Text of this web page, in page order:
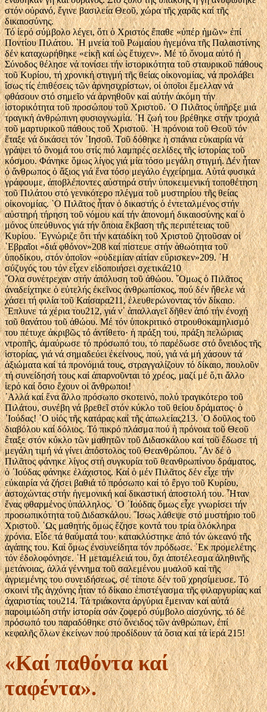
στόν οὐρανό, ἔγινε βασιλεία Θεοῦ, χώρα τῆς χαρᾶς καί τῆς
δικαιοσύνης.
Τό ἱερό σύμβολο λέγει, ὅτι ὁ Χριστός ἔπαθε «ὑπέρ ἡμῶν» ἐπί
Ποντίου Πιλάτου. ῾Η μνεία τοῦ Ρωμαίου ἡγεμόνα τῆς Παλαιστίνης
δέν καταχωρήθηκε «εἰκῇ καί ὡς ἔτυχεν». Μέ τό ὄνομα αὐτό ἡ
Σύνοδος θέλησε νά τονίσει τήν ἱστορικότητα τοῦ σταυρικοῦ πάθους
τοῦ Κυρίου, τή χρονική στιγμή τῆς θείας οἰκονομίας, νά προλάβει
ἴσως τίς ἐπιθέσεις τῶν ἀρνησιχρίστων, οἱ ὁποῖοι ἔμελλαν νά
φθάσουν στό σημεῖο νά ἀρνηθοῦν καί αὐτήν ἀκόμη τήν
ἱστορικότητα τοῦ προσώπου τοῦ Χριστοῦ. ῾Ο Πιλᾶτος ὑπῆρξε μιά
τραγική ἀνθρώπινη φυσιογνωμία. ῾Η ζωή του βρέθηκε στήν τροχιά
τοῦ μαρτυρικοῦ πάθους τοῦ Χριστοῦ. ῾Η πρόνοια τοῦ Θεοῦ τόν
ἔταξε νά δικάσει τόν ᾿Ιησοῦ. Τοῦ δόθηκε ἡ σπάνια εὐκαιρία νά
γράψει τό ὄνομά του στίς πιό λαμπρές σελίδες τῆς ἱστορίας τοῦ
κόσμου. Φάνηκε ὅμως λίγος γιά μία τόσο μεγάλη στιγμή. Δέν ἦταν
ὁ ἄνθρωπος ὁ ἄξιος γιά ἕνα τόσο μεγάλο ἐγχείρημα. Αὐτά φυσικά
γράφουμε, ἀποβλέποντες αὐστηρά στήν ὑποκειμενική τοποθέτηση
τοῦ Πιλάτου στό γενικότερο πλέγμα τοῦ μυστηρίου τῆς θείας
οἰκονομίας. ῾Ο Πιλᾶτος ἦταν ὁ δικαστής ὁ ἐντεταλμένος στήν
αὐστηρή τήρηση τοῦ νόμου καί τήν ἀπονομή δικαιοσύνης καί ὁ
μόνος ὑπεύθυνος γιά τήν ὅποια ἔκβαση τῆς περιπέτειας τοῦ
Κυρίου. ᾿Εγνώριζε ὅτι τήν καταδίκη τοῦ Χριστοῦ ζητοῦσαν οἱ
῾Εβραῖοι «διά φθόνον»208 καί πίστευε στήν ἀθωότητα τοῦ
ὑποδίκου, στόν ὁποῖον «οὐδεμίαν αἰτίαν εὕρισκεν»209. ῾Η
σύζυγός του τόν εἶχεν εἰδοποιήσει σχετικά210
῞Ολα συνέτρεχαν στήν ἀπόλυση τοῦ ἀθώου. ῞Ομως ὁ Πιλᾶτος
ἀναδείχτηκε ὁ εὐτελής ἐκεῖνος ἀνθρωπίσκος, πού δέν ἤθελε νά
χάσει τή φιλία τοῦ Καίσαρα211, ἐλευθερώνοντας τόν δίκαιο.
῎Επλυνε τά χέρια του212, γιά ν᾿ ἀπαλλαγεῖ δῆθεν ἀπό τήν ἐνοχή
τοῦ θανάτου τοῦ ἀθώου. Μέ τόν ὑποκριτικό στρουθοκαμηλισμό
του πέτυχε ἀκριβῶς τό ἀντίθετο· ἡ πράξη του, πράξη πελώριας
ντροπῆς, ἀμαύρωσε τό πρόσωπό του, τό παρέδωσε στό ὄνειδος τῆς
ἱστορίας, γιά νά σημαδεύει ἐκείνους, πού, γιά νά μή χάσουν τά
ἀξιώματα καί τά προνόμιά τους, στραγγαλίζουν τό δίκαιο, πουλοῦν
τή συνείδησή τους καί ἀπαρνοῦνται τό χρέος, μαζί μέ ὅ,τι ἄλλο
ἱερό καί ὅσιο ἔχουν οἱ ἄνθρωποι!
᾿Αλλά καί ἕνα ἄλλο πρόσωπο σκοτεινό, πολύ τραγικότερο τοῦ
Πιλάτου, συνέβη νά βρεθεῖ στόν κύκλο τοῦ θείου δράματος· ὁ
᾿Ιούδας! ῾Ο υἱός τῆς κατάρας καί τῆς ἀπωλείας213. ῾Ο δοῦλος τοῦ
διαβόλου καί δόλιος. Τό πικρό πλάσμα πού ἡ πρόνοια τοῦ Θεοῦ
ἔταξε στόν κύκλο τῶν μαθητῶν τοῦ Διδασκάλου καί τοῦ ἔδωσε τή
μεγάλη τιμή νά γίνει ἀπόστολος τοῦ Θεανθρώπου. ῎Αν δέ ὁ
Πιλᾶτος φάνηκε λίγος στή συγκυρία τοῦ θεανθρωπίνου δράματος,
ὁ ᾿Ιούδας φάνηκε ἐλάχιστος. Καί ὁ μέν Πιλᾶτος δέν εἶχε τήν
εὐκαιρία νά ζήσει βαθιά τό πρόσωπο καί τό ἔργο τοῦ Κυρίου,
ἀστοχώντας στήν ἡγεμονική καί δικαστική ἀποστολή του. ῏Ηταν
ἕνας φθαρμένος ὑπάλληλος. ῾Ο ᾿Ιούδας ὅμως εἶχε γνωρίσει τήν
προσωπικότητα τοῦ Διδασκάλου. ῎Ισως λάθεψε στό μυστήριο τοῦ
Χριστοῦ. ῾Ως μαθητής ὅμως ἔζησε κοντά του τρία ὁλόκληρα
χρόνια. Εἶδε τά θαύματά του· κατακλύστηκε ἀπό τόν ὠκεανό τῆς
ἀγάπης του. Καί ὅμως ἐνσυνείδητα τόν πρόδωσε. ᾿Εκ προμελέτης
τόν ἐδολοφόνησε. ῾Η μεταμέλειά του, ὄχι ἀποτέλεσμα ἀληθινῆς
μετάνοιας, ἀλλά γέννημα τοῦ σαλεμένου μυαλοῦ καί τῆς
ἀγριεμένης του συνειδήσεως, σέ τίποτε δέν τοῦ χρησίμευσε. Τό
σκοινί τῆς ἀγχόνης ἦταν τό δίκαιο ἐπιστέγασμα τῆς φιλαργυρίας καί
ἀχαριστίας του214. Τά τριάκοντα ἀργύρια ἔμειναν καί αὐτά
παροιμιώδη στήν ἱστορία σάν ζοφερό σύμβολο αἰσχύνης, τό δέ
πρόσωπό του παραδόθηκε στό ὄνειδος τῶν ἀνθρώπων, ἐπί
κεφαλῆς ὅλων ἐκείνων πού προδίδουν τά ὅσια καί τά ἱερά 215!
«Καί παθόντα καί
ταφέντα».